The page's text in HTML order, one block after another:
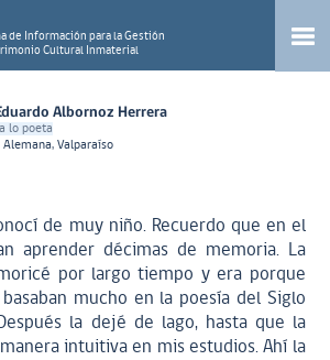
de Información para la Gestión
Cultural Inmaterial
Albornoz Herrera
lo poeta
Alemana, Valparaíso
de muy niño. Recuerdo que en el
aprender décimas de memoria. La
por largo tiempo y era porque
mucho en la poesía del Siglo
la dejé de lago, hasta que la
intuitiva en mis estudios. Ahí la